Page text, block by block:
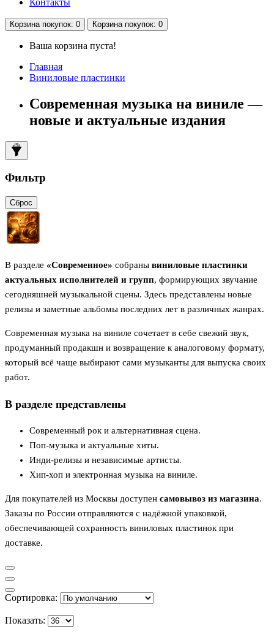
Корзина покупок: 0 Корзина покупок: 0
Ваша корзина пуста!
Главная
Виниловые пластинки
Современная музыка на виниле —
новые и актуальные издания
Фильтр
Сброс
В разделе «Современное» собраны виниловые пластинки
актуальных исполнителей и групп, формирующих звучание
сегодняшней музыкальной сцены. Здесь представлены новые
релизы и заметные альбомы последних лет в различных жанрах.
Современная музыка на виниле сочетает в себе свежий звук,
продуманный продакшн и возвращение к аналоговому формату,
который всё чаще выбирают сами музыканты для выпуска своих
работ.
В разделе представлены
Современный рок и альтернативная сцена.
Поп-музыка и актуальные хиты.
Инди-релизы и независимые артисты.
Хип-хоп и электронная музыка на виниле.
Для покупателей из Москвы доступен самовывоз из магазина.
Заказы по России отправляются с надёжной упаковкой,
обеспечивающей сохранность виниловых пластинок при
доставке.
Сортировка:
Показать: